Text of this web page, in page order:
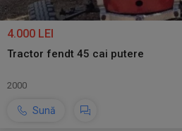
4.000 LEI
Tractor fendt 45 cai putere
2000
Sună